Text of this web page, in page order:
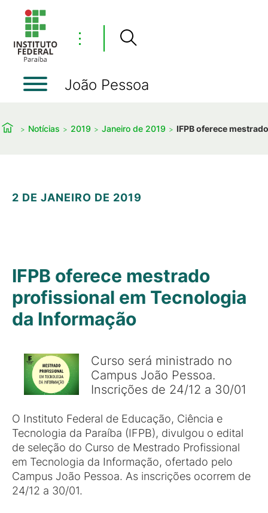
⋮
João Pessoa
Notícias 2019 Janeiro de 2019 IFPB oferece
2 DE JANEIRO DE 2019
IFPB oferece mestrado
profissional em Tecnologia
da Informação
Curso será ministrado no
Campus João Pessoa.
Inscrições de 24/12 a 30/01
O Instituto Federal de Educação, Ciência e
Tecnologia da Paraíba (IFPB), divulgou o edital
de seleção do Curso de Mestrado Profissional
em Tecnologia da Informação, ofertado pelo
Campus João Pessoa. As inscrições ocorrem de
24/12 a 30/01.